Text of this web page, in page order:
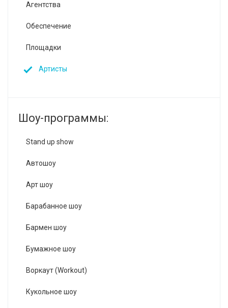
Агентства
Обеспечение
Площадки
Артисты
Шоу-программы:
Stand up show
Автошоу
Арт шоу
Барабанное шоу
Бармен шоу
Бумажное шоу
Воркаут (Workout)
Кукольное шоу